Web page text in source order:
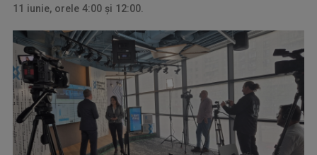
11 iunie, orele 4:00 şi 12:00.